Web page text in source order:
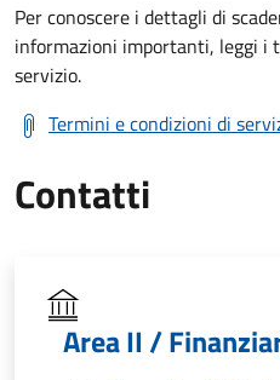
Per conoscere i dettagli di
informazioni importanti, leggi i
servizio.
Termini e condizioni di
Contatti
Area II /